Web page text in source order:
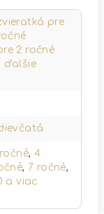
pre
2 ročné
ďalšie
, 4
,7 ročné,
a viac